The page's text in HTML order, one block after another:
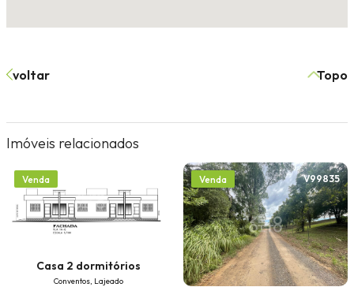
voltar Topo
Imóveis relacionados
Venda
Casa 2 dormitórios
Conventos, Lajeado
Venda V99835